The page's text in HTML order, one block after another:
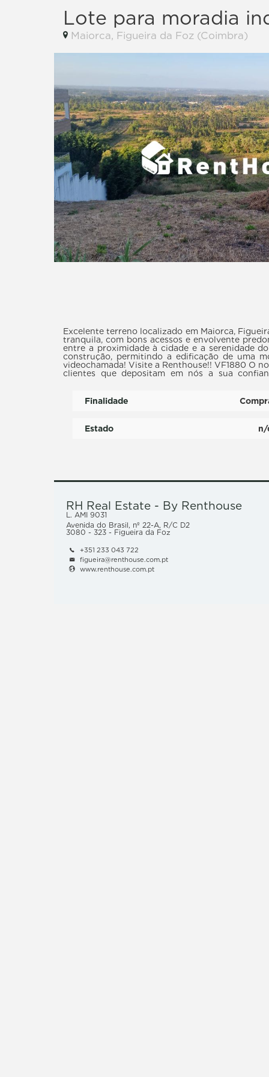
Lote para moradia
Maiorca, Figueira da Foz (Coimbra)
Excelente terreno localizado em Maiorca,
tranquila, com bons acessos e envolvente
entre a proximidade à cidade e a serenidade do campo. O terreno encontra-se em zona
construção, permitindo a edificação de uma moradia unifamiliar. Marque
videochamada! Visite a Renthouse!! VF1880 O nosso objetivo principal é responder às solicitações de todos os
clientes que depositam em nós a sua
Finalidade
Estado n/
RH Real Estate - By Renthouse
L. AMI 9031
Avenida do Brasil, nº 22-A, R/C D2
3080 - 323 - Figueira da Foz
+351 233 043 722
figueira@renthouse.com.pt
www.renthouse.com.pt